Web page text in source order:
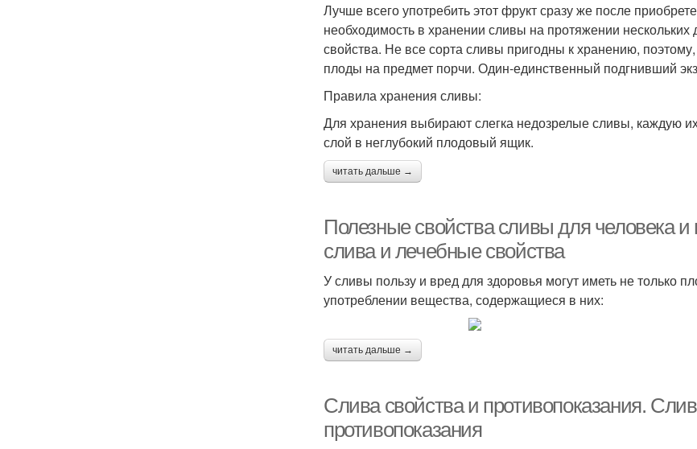
Лучше всего употребить этот фрукт сразу же после
необходимость в хранении сливы на протяжении
свойства. Не все сорта сливы пригодны к хранению,
плоды на предмет порчи. Один-единственный подгнивший
Правила хранения сливы:
Для хранения выбирают слегка недозрелые сливы, каждую
слой в неглубокий плодовый ящик.
читать дальше →
Полезные свойства сливы для человека
слива и лечебные свойства
У сливы пользу и вред для здоровья могут иметь не только
употреблении вещества, содержащиеся в них:
читать дальше →
Слива свойства и противопоказания.
противопоказания